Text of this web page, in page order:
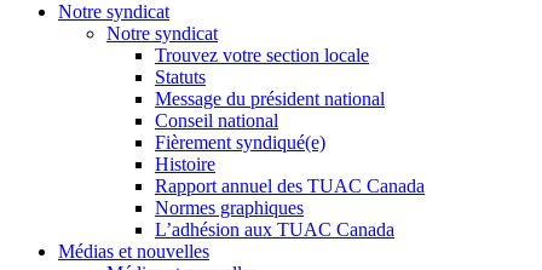
Notre syndicat
Notre syndicat
Trouvez votre section locale
Statuts
Message du président national
Conseil national
Fièrement syndiqué(e)
Histoire
Rapport annuel des TUAC Canada
Normes graphiques
L’adhésion aux TUAC Canada
Médias et nouvelles